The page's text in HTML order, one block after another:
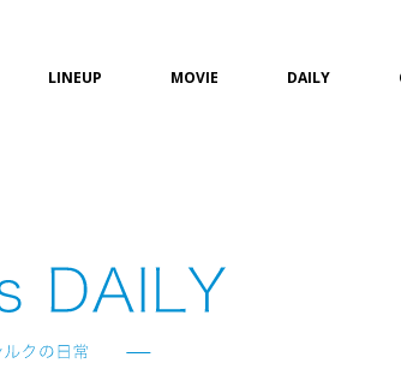
LINEUP MOVIE DAILY